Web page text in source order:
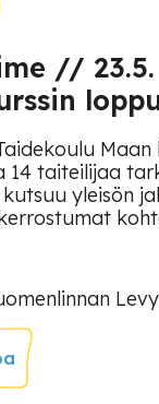
//
Maan
taiteilijaa
yleisön